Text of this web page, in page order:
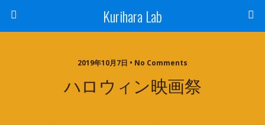
Kurihara Lab
2019年10月7日 • No Comments
ハロウィン映画祭